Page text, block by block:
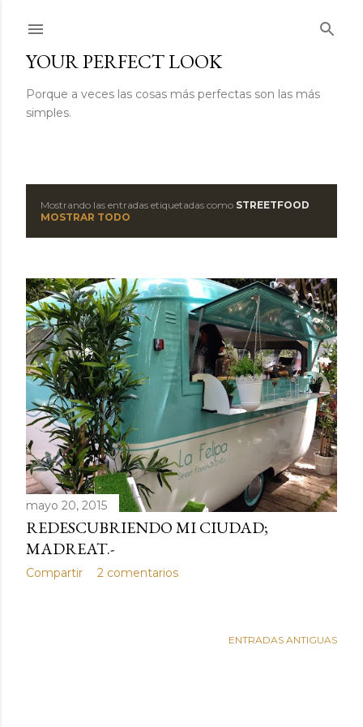
YOUR PERFECT LOOK
Porque a veces las cosas más perfectas son las más
simples.
t
r
a
d
a
s
Mostrando las entradas etiquetadas como STREETFOOD
MOSTRAR TODO
mayo 20, 2015
REDESCUBRIENDO MI CIUDAD;
MADREAT.-
Compartir 2 comentarios
ENTRADAS ANTIGUAS